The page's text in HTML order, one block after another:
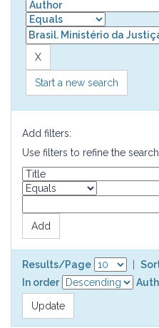
Start a new search
Add filters:
Use filters to refine the search
Results/Page
In order